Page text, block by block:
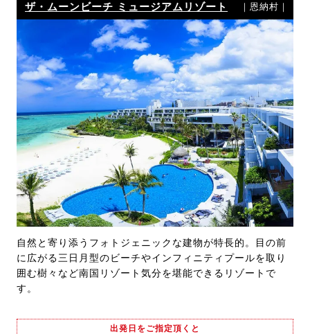
ザ・ムーンビーチ ミュージアムリゾート ｜恩納村｜
自然と寄り添うフォトジェニックな建物が特長的。目の前
に広がる三日月型のビーチやインフィニティプールを取り
囲む樹々など南国リゾート気分を堪能できるリゾートで
す。
出発日をご指定頂くと